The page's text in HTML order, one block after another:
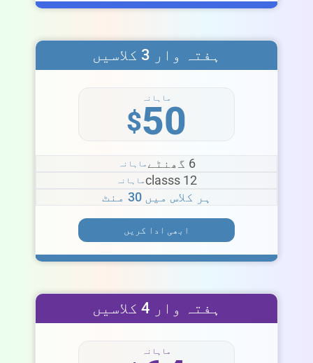
ہفتہ وار 3 کلاسیں
ماہانہ
50
$
6 گھنٹے ماہانہ
12 classs ماہانہ
ہر کلاس میں 30 منٹ
ابھی ادا کریں
ہفتہ وار 4 کلاسیں
ماہانہ